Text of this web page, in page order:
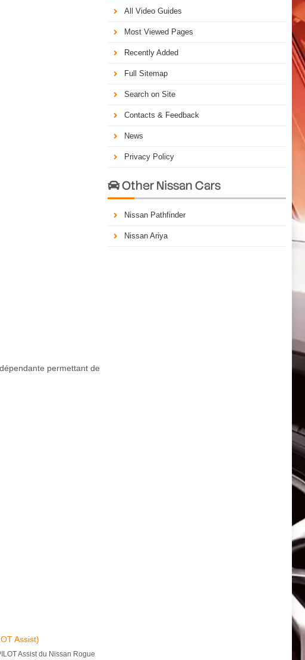
permettant de
Assist)
Assist du Nissan Rogue
All Video Guides
Most Viewed Pages
Recently Added
Full Sitemap
Search on Site
Contacts & Feedback
News
Privacy Policy
Other Nissan Cars
Nissan Pathfinder
Nissan Ariya